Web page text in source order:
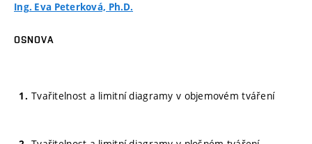
Ing. Eva Peterková, Ph.D.
OSNOVA
Tvařitelnost a limitní diagramy v objemovém tváření